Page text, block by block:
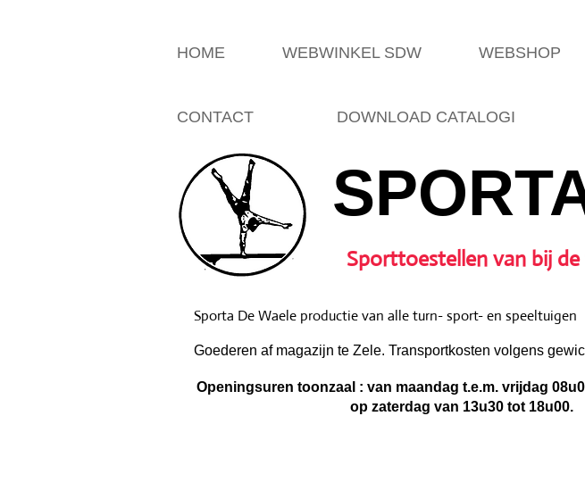
HOME WEBWINKEL SDW WEBSHOP
CONTACT DOWNLOAD CATALOGI
Sporttoestellen van bij
Goederen af magazijn te Zele. Transportkosten volgens
Sporta De Waele productie van alle turn- sport- en speeltuigen
Openingsuren toonzaal : van maandag t.e.m. vrijdag
op zaterdag van 13u30 tot 18u00.